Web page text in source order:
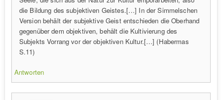
die Bildung des subjektiven Geistes.[…] In der Simmelschen
Version behält der subjektive Geist entschieden die Oberhand
gegenüber dem objektiven, behält die Kultivierung des
Subjekts Vorrang vor der objektiven Kultur.[…] (Habermas
S.11)
Antworten